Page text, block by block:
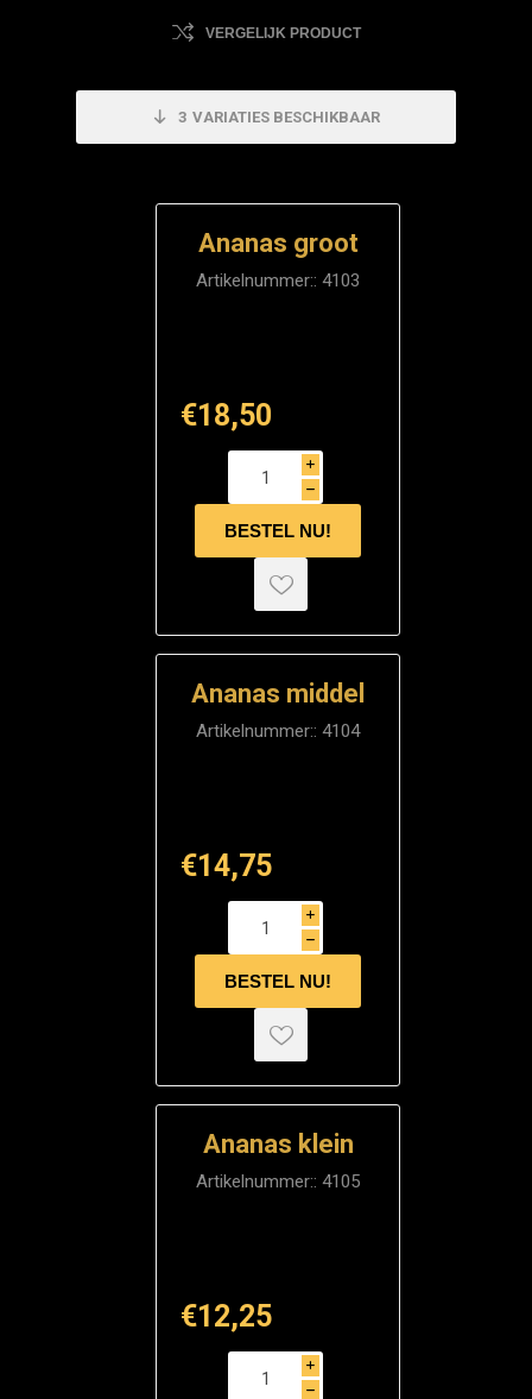
VERGELIJK PRODUCT
3 VARIATIES BESCHIKBAAR
Ananas groot
Artikelnummer:: 4103
€18,50
i
h
Ananas middel
Artikelnummer:: 4104
€14,75
i
h
Ananas klein
Artikelnummer:: 4105
€12,25
i
h